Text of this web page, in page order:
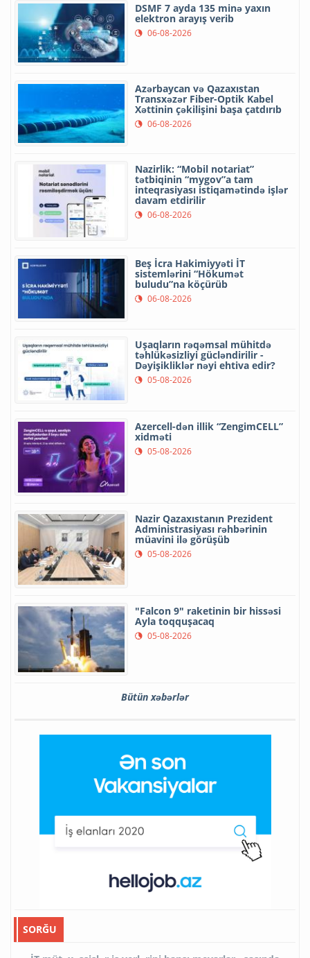
DSMF 7 ayda 135 minə yaxın
elektron arayış verib
06-08-2026
Azərbaycan və Qazaxıstan
Transxəzər Fiber-Optik Kabel
Xəttinin çəkilişini başa çatdırıb
06-08-2026
Nazirlik: “Mobil notariat”
tətbiqinin “mygov”a tam
inteqrasiyası istiqamətində işlər
davam etdirilir
06-08-2026
Beş İcra Hakimiyyəti İT
sistemlərini “Hökumət
buludu”na köçürüb
06-08-2026
Uşaqların rəqəmsal mühitdə
təhlükəsizliyi gücləndirilir -
Dəyişikliklər nəyi ehtiva edir?
05-08-2026
Azercell-dən illik “ZengimCELL”
xidməti
05-08-2026
Nazir Qazaxıstanın Prezident
Administrasiyası rəhbərinin
müavini ilə görüşüb
05-08-2026
"Falcon 9" raketinin bir hissəsi
Ayla toqquşacaq
05-08-2026
Bütün xəbərlər
SORĞU